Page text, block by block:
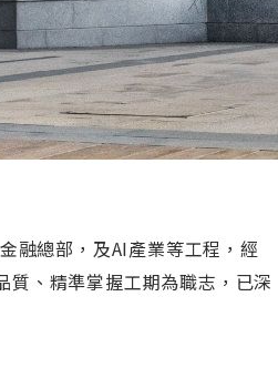
融總部，及AI產業等工程，經
、精準掌握工期為職志，已深